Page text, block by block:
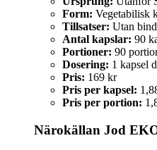
Form: Vegetabilisk
Tillsatser: Utan
Antal kapslar: 90
Portioner: 90
Dosering: 1 kapsel
Pris: 169 kr
Pris per kapsel:
Pris per portion:
Närokällan Jod